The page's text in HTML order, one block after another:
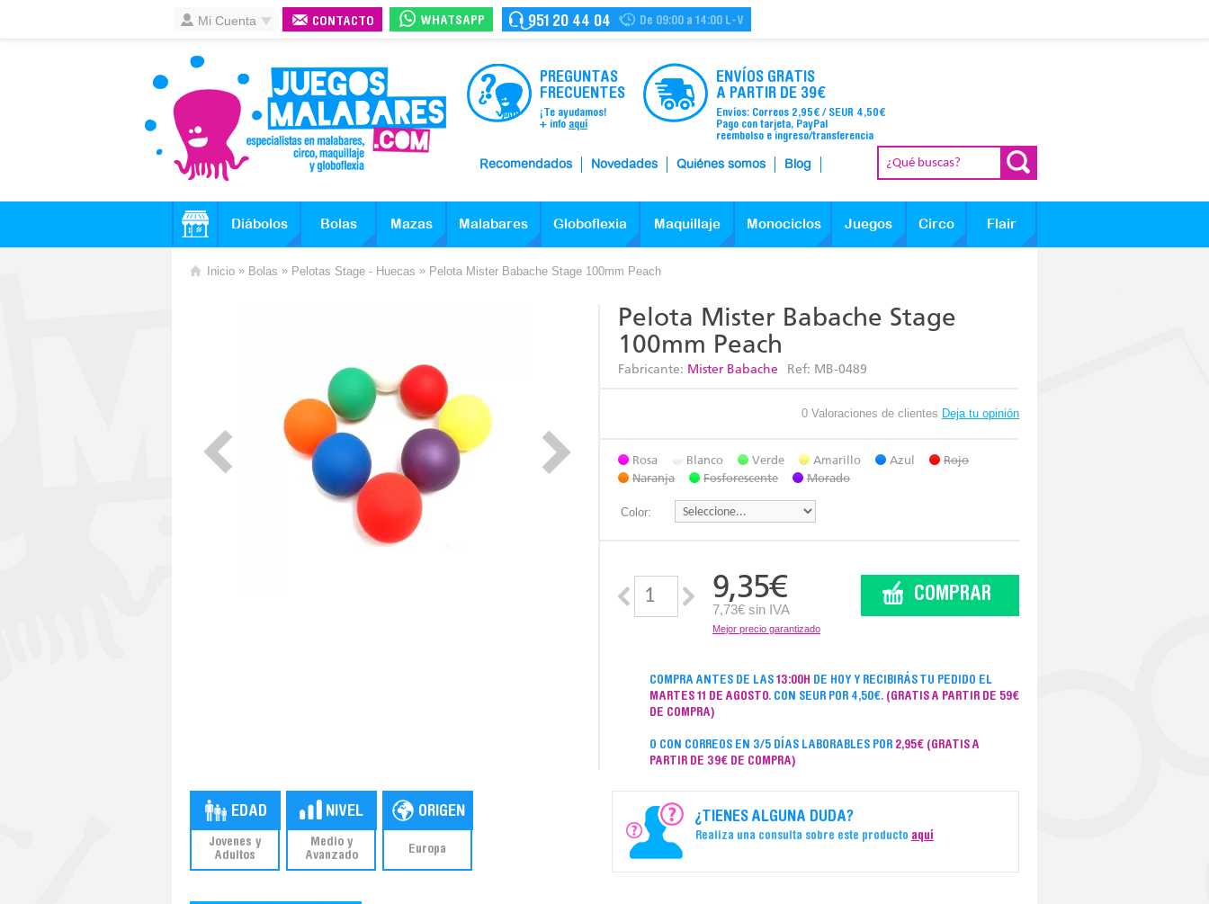
Mi Cuenta CONTACTO WHATSAPP 951 20 44 04 De 09:00 a 14:00 L-V
PREGUNTAS
FRECUENTES
¡Te ayudamos!
+ info aquí
ENVÍOS GRATIS
A PARTIR DE 39€
Envíos: Correos 2,95€ / SEUR 4,50€
Pago con tarjeta, PayPal
reembolso e ingreso/transferencia
Recomendados Novedades Quiénes somos Blog
Diábolos Bolas Mazas Malabares Globoflexia Maquillaje Monociclos Juegos Circo Flair
Inicio » Bolas » Pelotas Stage - Huecas » Pelota Mister Babache Stage 100mm Peach
Pelota Mister Babache Stage
100mm Peach
Fabricante: Mister Babache Ref: MB-0489
0 Valoraciones de clientes Deja tu opinión
Rosa Blanco Verde Amarillo Azul
Rojo
Naranja
Fosforescente Morado
Color:
9,35€
7,73€ sin IVA
Mejor precio garantizado
COMPRA ANTES DE LAS 13:00H DE HOY Y RECIBIRÁS TU PEDIDO EL
MARTES 11 DE AGOSTO. CON SEUR POR 4,50€. (GRATIS A PARTIR DE 59€
DE COMPRA)
O CON CORREOS EN 3/5 DÍAS LABORABLES POR 2,95€ (GRATIS A
PARTIR DE 39€ DE COMPRA)
Jovenes y
Adultos
Medio y
Avanzado
Europa
¿TIENES ALGUNA DUDA?
Realiza una consulta sobre este producto aquí